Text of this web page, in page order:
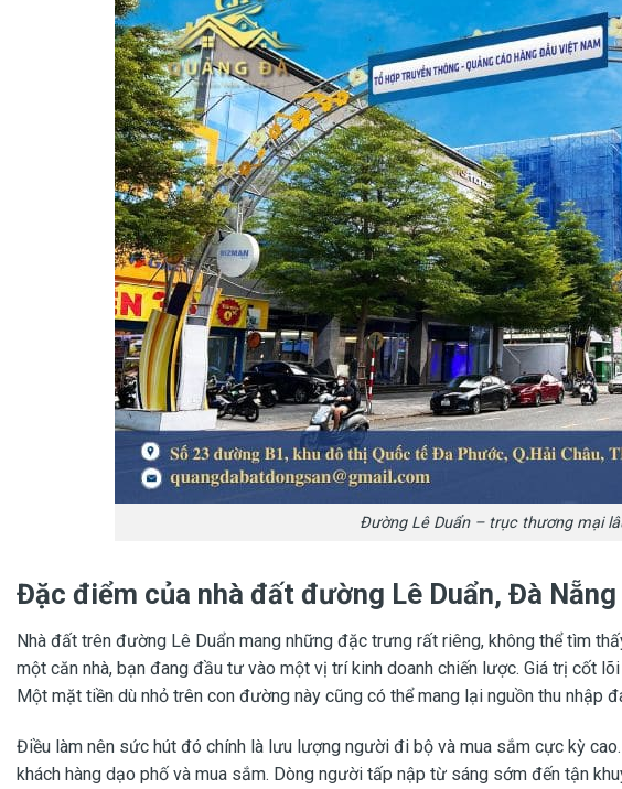
Đường Lê Duẩn – trục thương mại
Đặc điểm của nhà đất đường Lê Duẩn, Đà Nẵng
Nhà đất trên đường Lê Duẩn mang những đặc trưng rất riêng, không thể tìm
một căn nhà, bạn đang đầu tư vào một vị trí kinh doanh chiến lược. Giá trị cốt
Một mặt tiền dù nhỏ trên con đường này cũng có thể mang lại nguồn thu nhập
Điều làm nên sức hút đó chính là lưu lượng người đi bộ và mua sắm cực kỳ
khách hàng dạo phố và mua sắm. Dòng người tấp nập từ sáng sớm đến tận